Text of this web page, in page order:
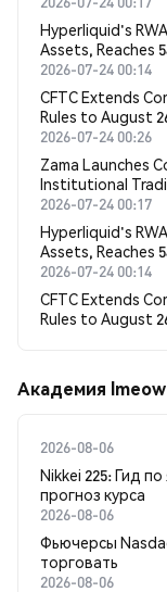
Hyperliquid's
Assets, Reaches
2026-07-24 00:14
CFTC Extends
Rules to August
2026-07-24 00:26
Zama Launches
Institutional
2026-07-24 00:17
Hyperliquid's
Assets, Reaches
2026-07-24 00:14
CFTC Extends
Rules to August
Академия lmeow
2026-08-06
Nikkei 225: Гид
прогноз курса
2026-08-06
Фьючерсы
торговать
2026-08-06